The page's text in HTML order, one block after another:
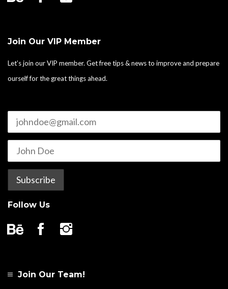
Join Our VIP Member
Let’s join our VIP member. Get free tips & news to improve and prepare
ourself for the great things ahead.
Follow Us
Join Our Team!